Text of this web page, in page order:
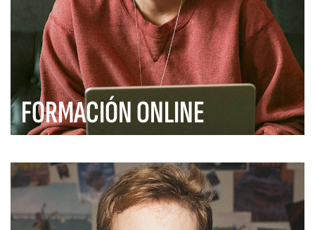
FORMACIÓN ONLINE